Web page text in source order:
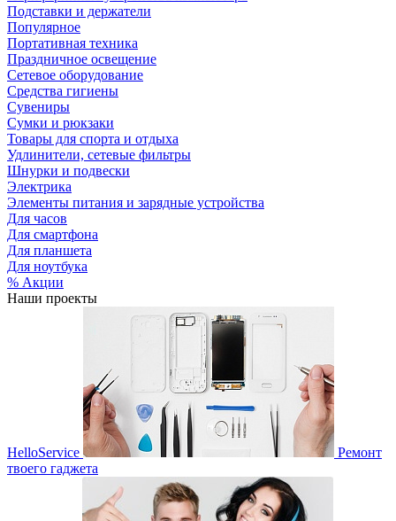
Подставки и держатели
Популярное
Портативная техника
Праздничное освещение
Сетевое оборудование
Средства гигиены
Сувениры
Сумки и рюкзаки
Товары для спорта и отдыха
Удлинители, сетевые фильтры
Шнурки и подвески
Электрика
Элементы питания и зарядные устройства
Для часов
Для смартфона
Для планшета
Для ноутбука
% Акции
Наши проекты
HelloService
Ремонт
твоего гаджета